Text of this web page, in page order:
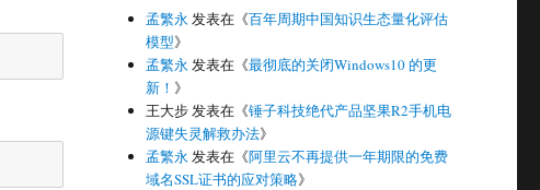
孟繁永 发表在《百年周期中国知识生态量化评估
模型》
孟繁永 发表在《最彻底的关闭Windows10 的更
新！ 》
王大步发表在《锤子科技绝代产品坚果R2手机电
源键失灵解救办法》
孟繁永 发表在《阿里云不再提供一年期限的免费
域名SSL证书的应对策略》